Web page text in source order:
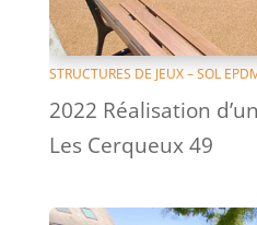
STRUCTURES DE JEUX – SOL
2022 Réalisation
Les Cerqueux 49